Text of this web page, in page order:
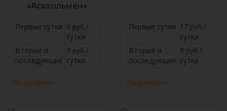
«Аскхольмен»
Первые сутки 6 руб./
сутки
Вторые и
последующие
3 руб./
сутки
Подробнее
Первые сутки 17 руб./
сутки
Вторые и
последующие
9 руб./
сутки
Подробнее